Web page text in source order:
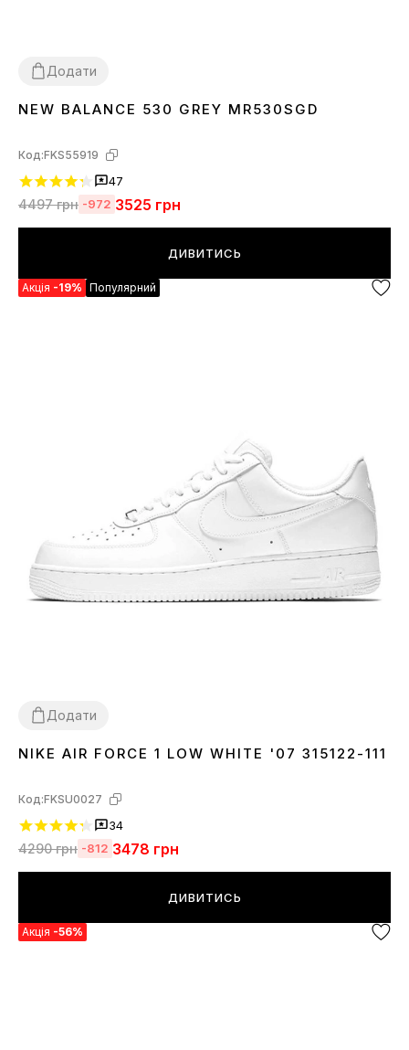
Додати
3637 3839404142 434445
NEW BALANCE 530 GREY MR530SGD
Код:FKS55919
47
4497грн -972 3525 грн
ДИВИТИСЬ
Акція -19% Популярний
Додати
3637 38 39 40414243 444546
NIKE AIR FORCE 1 LOW WHITE '07 315122-111
Код:FKSU0027
34
4290грн -812 3478 грн
ДИВИТИСЬ
Акція -56%